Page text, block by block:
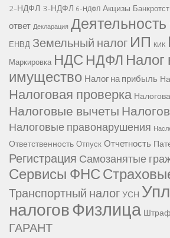
2-НДФЛ 3-НДФЛ 6-НДФЛ Акцизы
ответ Декларация
ЕНВД Земельный налог ИП КИК
Маркировка НДС НДФЛ Налог
имущество Налог на прибыль
Налоговая проверка
Налоговые вычеты
Налоговые правонарушения
Ответственность Отпуск Отчетность
Регистрация Самозанятые
Сервисы ФНС
Транспортный налогУСН
налоговФизлица Штраф
ГАРАНТ